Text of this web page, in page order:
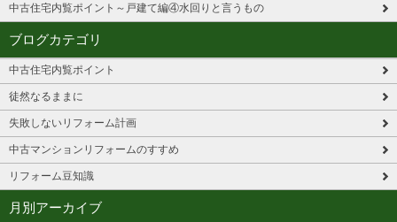
中古住宅内覧ポイント～戸建て編④水回りと言うもの
ブログカテゴリ
中古住宅内覧ポイント
徒然なるままに
失敗しないリフォーム計画
中古マンションリフォームのすすめ
リフォーム豆知識
月別アーカイブ